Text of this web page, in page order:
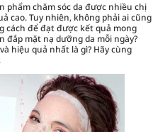
phẩmchăm sóc da được nhiều chị
cao. Tuy nhiên, không phải ai cũng
cách để đạt được kết quả mong
đắp mặt nạ dưỡng da mỗi ngày?
hiệu quả nhất là gì? Hãy cùng